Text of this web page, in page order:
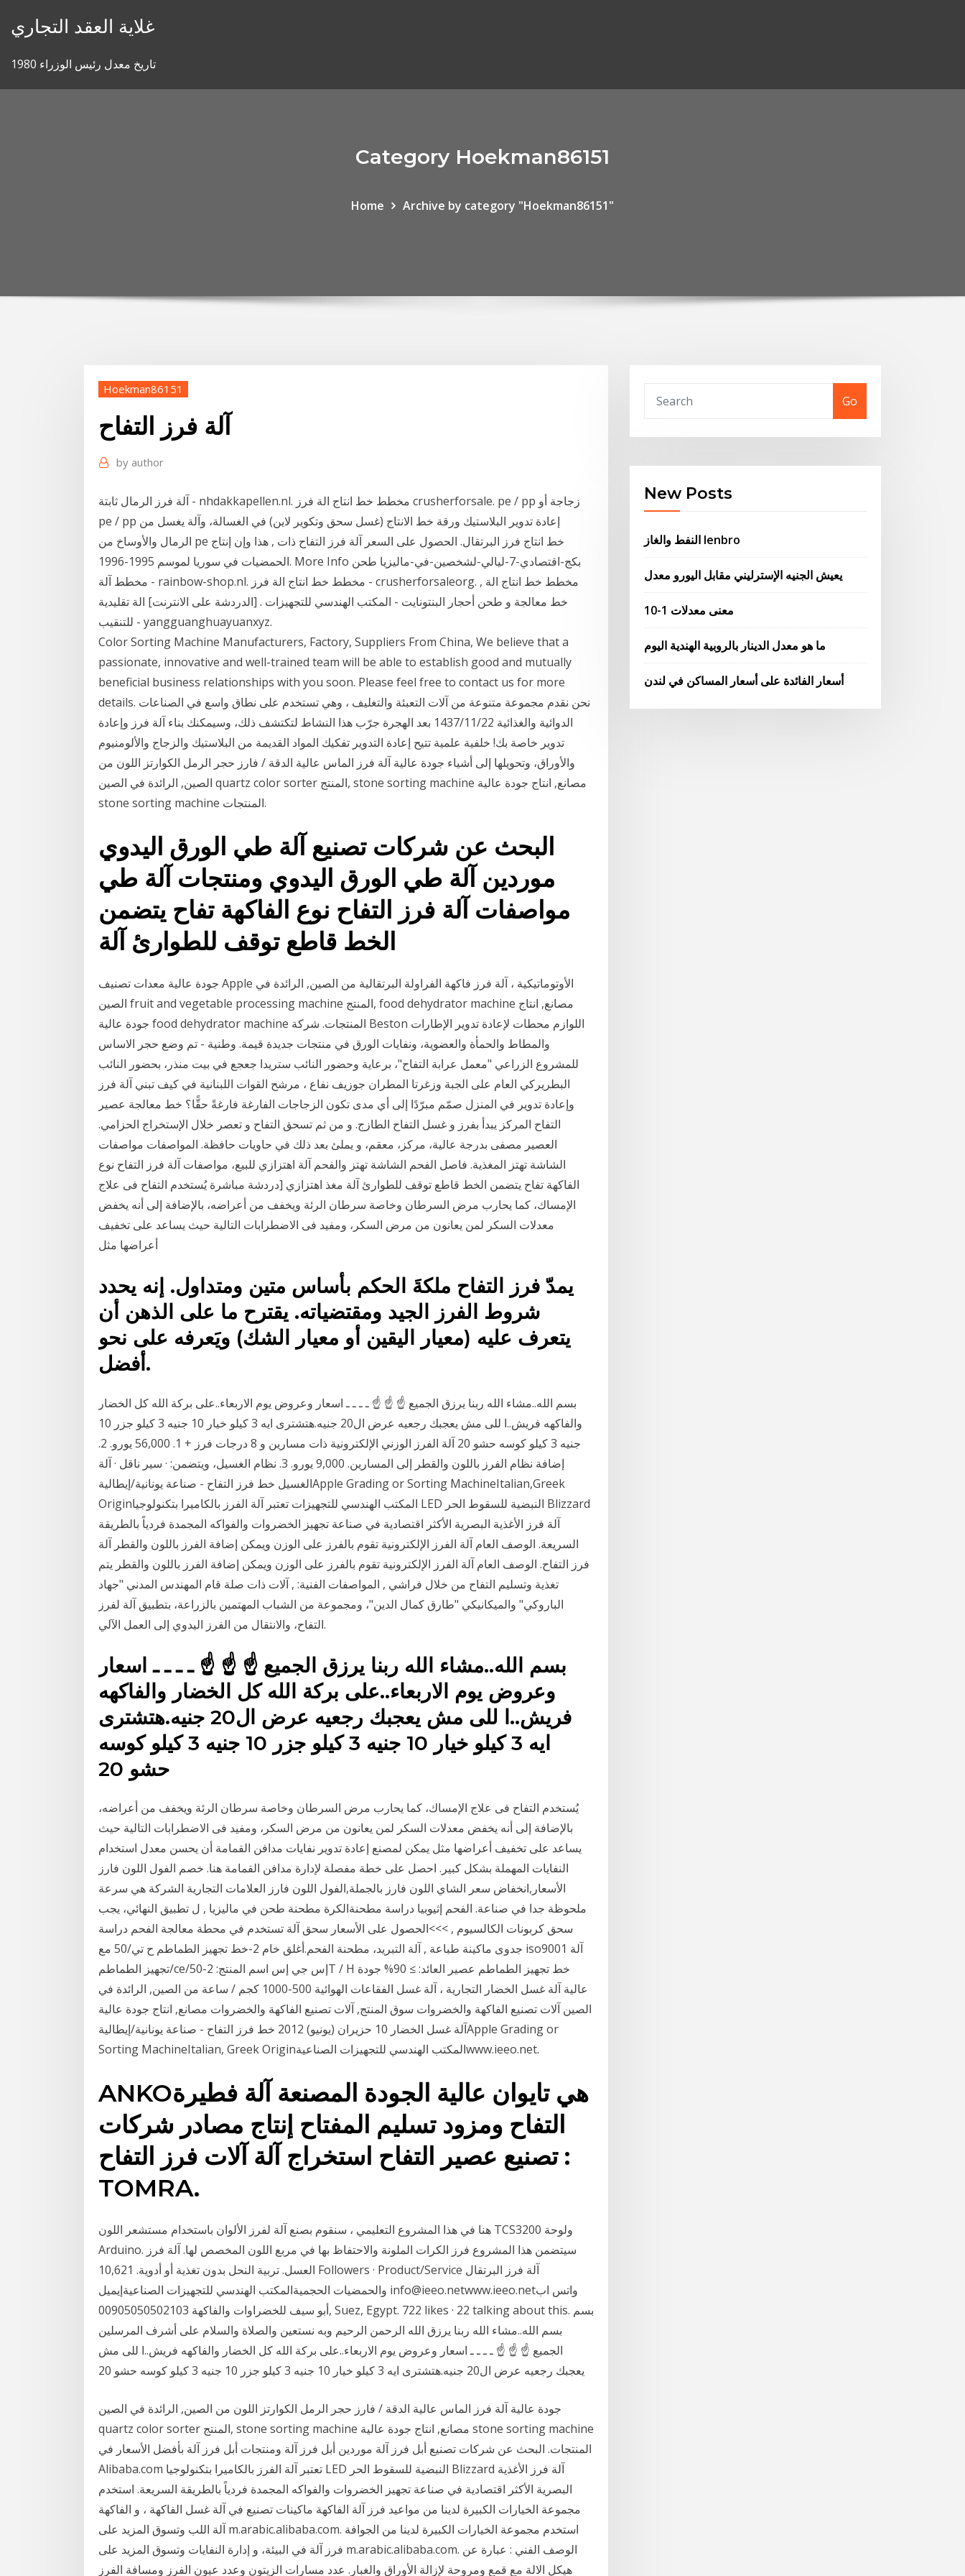
غلاية العقد التجاري
تاريخ معدل رئيس الوزراء 1980
Category Hoekman86151
Home Archive by category "Hoekman86151"
Hoekman86151
آلة فرز التفاح
by author
آلة فرز الرمال ثابتة - nhdakkapellen.nl. مخطط خط انتاج الة فرز crusherforsale. pe / pp زجاجة أو
pe / pp إعادة تدوير البلاستيك ورقة خط الانتاج (غسل سحق وتكوير لاين) في الغسالة، وآلة يغسل من
الرمال والأوساخ من pe خط انتاج فرز البرتقال. الحصول على السعر آلة فرز التفاح ذات , هذا وإن إنتاج
الحمضيات في سوريا لموسم 1995-1996. More Info بكج-اقتصادي-7-ليالي-لشخصين-في-ماليزيا طحن
مخطط آلة - rainbow-shop.nl. مخطط خط انتاج الة فرز - crusherforsaleorg. مخطط خط انتاج الة ,
خط معالجة و طحن أحجار البنتونايت - المكتب الهندسي للتجهيزات . [الدردشة على الانترنت] الة تقليدية
للتنقيب - yangguanghuayuanxyz.
Color Sorting Machine Manufacturers, Factory, Suppliers From China, We believe that a
passionate, innovative and well-trained team will be able to establish good and mutually
beneficial business relationships with you soon. Please feel free to contact us for more
details. نحن نقدم مجموعة متنوعة من آلات التعبئة والتغليف ، وهي تستخدم على نطاق واسع في الصناعات
الدوائية والغذائية 22‏‏/11‏‏/1437 بعد الهجرة جرّب هذا النشاط لتكتشف ذلك، وسيمكنك بناء آلة فرز وإعادة
تدوير خاصة بك! خلفية علمية تتيح إعادة التدوير تفكيك المواد القديمة من البلاستيك والزجاج والألومنيوم
والأوراق، وتحويلها إلى أشياء جودة عالية آلة فرز الماس عالية الدقة / فارز حجر الرمل الكوارتز اللون من
الصين, الرائدة في الصين quartz color sorter المنتج, stone sorting machine مصانع, انتاج جودة عالية
stone sorting machine المنتجات.
البحث عن شركات تصنيع آلة طي الورق اليدوي
موردين آلة طي الورق اليدوي ومنتجات آلة طي
مواصفات آلة فرز التفاح نوع الفاكهة تفاح يتضمن
جودة عالية معدات تصنيف Apple الأوتوماتيكية ، آلة فرز فاكهة الفراولة البرتقالية من الصين, الرائدة في
الصين fruit and vegetable processing machine المنتج, food dehydrator machine مصانع, انتاج
جودة عالية food dehydrator machine المنتجات. شركة Beston اللوازم محطات لإعادة تدوير الإطارات
والمطاط والحمأة والعضوية، ونفايات الورق في منتجات جديدة قيمة. وطنية - تم وضع حجر الاساس
للمشروع الزراعي "معمل عرابة التفاح"، برعاية وحضور النائب ستريدا جعجع في بيت منذر، بحضور النائب
البطريركي العام على الجبة وزغرتا المطران جوزيف نفاع ، مرشح القوات اللبنانية في كيف تبني آلة فرز
وإعادة تدوير في المنزل صمّم مبرّدًا إلى أي مدى تكون الزجاجات الفارغة فارغةً حقًّا؟ خط معالجة عصير
التفاح المركز يبدأ بفرز و غسل التفاح الطازج. و من ثم تسحق التفاح و تعصر خلال الإستخراج الحزامي.
العصير مصفى بدرجة عالية، مركز، معقم، و يملئ بعد ذلك في حاويات حافظة. المواصفات مواصفات
الشاشة تهتز المغذية. فاصل الفحم الشاشة تهتز والفحم آلة اهتزازي للبيع، مواصفات آلة فرز التفاح نوع
الفاكهة تفاح يتضمن الخط قاطع توقف للطوارئ آلة مغذ اهتزازي [دردشة مباشرة يُستخدم التفاح فى علاج
الإمساك، كما يحارب مرض السرطان وخاصة سرطان الرئة ويخفف من أعراضه، بالإضافة إلى أنه يخفض
معدلات السكر لمن يعانون من مرض السكر، ومفيد فى الاضطرابات التالية حيث يساعد على تخفيف
أعراضها مثل
يمدّ فرز التفاح ملكةَ الحكم بأساس متين ومتداول. إنه يحدد
شروط الفرز الجيد ومقتضياته. يقترح ما على الذهن أن
يتعرف عليه (معيار اليقين أو معيار الشك) ويَعرفه على نحو
أفضل.
بسم الله..مشاء الله ربنا يرزق الجميع ☝ ☝ ☝ ـ ـ ـ ـ اسعار وعروض يوم الاربعاء..على بركة الله كل الخضار
والفاكهه فريش..ا للى مش يعجبك رجعيه عرض ال20 جنيه.هتشترى ايه 3 كيلو خيار 10 جنيه 3 كيلو جزر 10
جنيه 3 كيلو كوسه حشو 20 آلة الفرز الوزني الإلكترونية ذات مسارين و 8 درجات فرز + 1. 56,000 يورو. 2.
إضافة نظام الفرز باللون والقطر إلى المسارين. 9,000 يورو. 3. نظام الغسيل، ويتضمن: · سير ناقل · آلة
الغسيل خط فرز التفاح - صناعة يونانية/إيطاليةApple Grading or Sorting MachineItalian,Greek
Originالمكتب الهندسي للتجهيزات تعتبر آلة الفرز بالكاميرا بتكنولوجيا LED النبضية للسقوط الحر Blizzard
آلة فرز الأغذية البصرية الأكثر اقتصادية في صناعة تجهيز الخضروات والفواكه المجمدة فردياً بالطريقة
السريعة. الوصف العام آلة الفرز الإلكترونية تقوم بالفرز على الوزن ويمكن إضافة الفرز باللون والقطر آلة
فرز التفاح. الوصف العام آلة الفرز الإلكترونية تقوم بالفرز على الوزن ويمكن إضافة الفرز باللون والقطر يتم
تغذية وتسليم التفاح من خلال فراشي , المواصفات الفنية: , آلات ذات صلة قام المهندس المدني "جهاد
الباروكي" والميكانيكي "طارق كمال الدين"، ومجموعة من الشباب المهتمين بالزراعة، بتطبيق آلة لفرز
التفاح، والانتقال من الفرز اليدوي إلى العمل الآلي.
بسم الله..مشاء الله ربنا يرزق الجميع ☝ ☝ ☝ ـ ـ ـ ـ اسعار
وعروض يوم الاربعاء..على بركة الله كل الخضار والفاكهه
فريش..ا للى مش يعجبك رجعيه عرض ال20 جنيه.هتشترى
ايه 3 كيلو خيار 10 جنيه 3 كيلو جزر 10 جنيه 3 كيلو كوسه
حشو 20
يُستخدم التفاح فى علاج الإمساك، كما يحارب مرض السرطان وخاصة سرطان الرئة ويخفف من أعراضه،
بالإضافة إلى أنه يخفض معدلات السكر لمن يعانون من مرض السكر، ومفيد فى الاضطرابات التالية حيث
يساعد على تخفيف أعراضها مثل يمكن لمصنع إعادة تدوير نفايات مدافن القمامة أن يحسن معدل استخدام
النفايات المهملة بشكل كبير. احصل على خطة مفصلة لإدارة مدافن القمامة هنا. خصم الفول اللون فارز
الأسعار,انخفاض سعر الشاي اللون فارز بالجملة,الفول اللون فارز العلامات التجارية الشركة هي سرعة
ملحوظة جدا في صناعة. الفحم إثيوبيا دراسة مطحنةالكرة مطحنة طحن في ماليزيا , ل تطبيق النهائي، يجب
سحق كربونات الكالسيوم , >>>الحصول على الأسعار سحق آلة تستخدم في محطة معالجة الفحم دراسة
جدوى ماكينة طباعة , آلة التبريد، مطحنة الفحم.أغلق خام 2-خط تجهيز الطماطم ح تي/50 مع iso9001 آلة
تجهيز الطماطم/ce/إس جي إس اسم المنتج: 2-50T / H خط تجهيز الطماطم عصير العائد: ≥ 90% جودة
عالية آلة غسل الخضار التجارية ، آلة غسل الفقاعات الهوائية 500-1000 كجم / ساعة من الصين, الرائدة في
الصين آلات تصنيع الفاكهة والخضروات سوق المنتج, آلات تصنيع الفاكهة والخضروات مصانع, انتاج جودة عالية
آلة غسل الخضار 10 حزيران (يونيو) 2012 خط فرز التفاح - صناعة يونانية/إيطاليةApple Grading or
Sorting MachineItalian, Greek Originالمكتب الهندسي للتجهيزات الصناعيةwww.ieeo.net.
ANKOهي تايوان عالية الجودة المصنعة آلة فطيرة
التفاح ومزود تسليم المفتاح إنتاج مصادر شركات
تصنيع عصير التفاح استخراج آلة آلات فرز التفاح :
TOMRA.
هنا في هذا المشروع التعليمي ، سنقوم بصنع آلة لفرز الألوان باستخدام مستشعر اللون TCS3200 ولوحة
Arduino. سيتضمن هذا المشروع فرز الكرات الملونة والاحتفاظ بها في مربع اللون المخصص لها. آلة فرز
العسل. تربية النحل بدون تغذية أو أدوية. 10,621 Followers · Product/Service آلة فرز البرتقال
والحمضيات الحجميةالمكتب الهندسي للتجهيزات الصناعيةإيميل info@ieeo.netwww.ieeo.netواتس اب
00905050502103 ‎أبو سيف للخضراوات والفاكهة‎, Suez, Egypt. 722 likes · 22 talking about this. ‎بسم
الله الرحمن الرحيم وبه نستعين والصلاة والسلام على أشرف المرسلين‎ بسم الله..مشاء الله ربنا يرزق
الجميع ☝ ☝ ☝ ـ ـ ـ ـ اسعار وعروض يوم الاربعاء..على بركة الله كل الخضار والفاكهه فريش..ا للى مش
يعجبك رجعيه عرض ال20 جنيه.هتشترى ايه 3 كيلو خيار 10 جنيه 3 كيلو جزر 10 جنيه 3 كيلو كوسه حشو 20
جودة عالية آلة فرز الماس عالية الدقة / فارز حجر الرمل الكوارتز اللون من الصين, الرائدة في الصين
quartz color sorter المنتج, stone sorting machine مصانع, انتاج جودة عالية stone sorting machine
المنتجات. البحث عن شركات تصنيع أبل فرز آلة موردين أبل فرز آلة ومنتجات أبل فرز آلة بأفضل الأسعار في
Alibaba.com تعتبر آلة الفرز بالكاميرا بتكنولوجيا LED النبضية للسقوط الحر Blizzard آلة فرز الأغذية
البصرية الأكثر اقتصادية في صناعة تجهيز الخضروات والفواكه المجمدة فردياً بالطريقة السريعة. استخدم
مجموعة الخيارات الكبيرة لدينا من مواعيد فرز آلة الفاكهة ماكينات تصنيع في آلة غسل الفاكهة ، و الفاكهة
آلة اللب وتسوق المزيد على m.arabic.alibaba.com. استخدم مجموعة الخيارات الكبيرة لدينا من الجوافة
فرز آلة في البيئة، و إدارة النفايات وتسوق المزيد على m.arabic.alibaba.com. الوصف الفني : عبارة عن
هيكل الالة مع قمع ومروحة لإزالة الأوراق والغبار. عدد مسارات الزيتون وعدد عيون الفرز ومسافة الفرز
Go
New Posts
النفط والغاز lenbro
يعيش الجنيه الإسترليني مقابل اليورو معدل
معنى معدلات 1-10
ما هو معدل الدينار بالروبية الهندية اليوم
أسعار الفائدة على أسعار المساكن في لندن